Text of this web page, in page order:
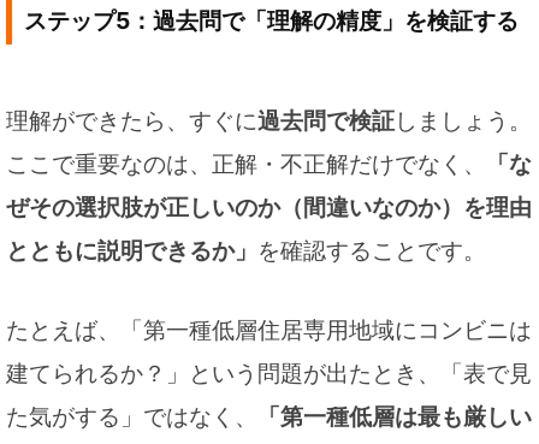
ステップ5：過去問で「理解の精度」を検証する
理解ができたら、すぐに過去問で検証しましょう。
ここで重要なのは、正解・不正解だけでなく、
「な
ぜその選択肢が正しいのか（間違いなのか）を理由
とともに説明できるか」 を確認することです。
たとえば、「第一種低層住居専用地域にコンビニは
建てられるか？」という問題が出たとき、「表で見
た気がする」ではなく、
「第一種低層は最も厳しい